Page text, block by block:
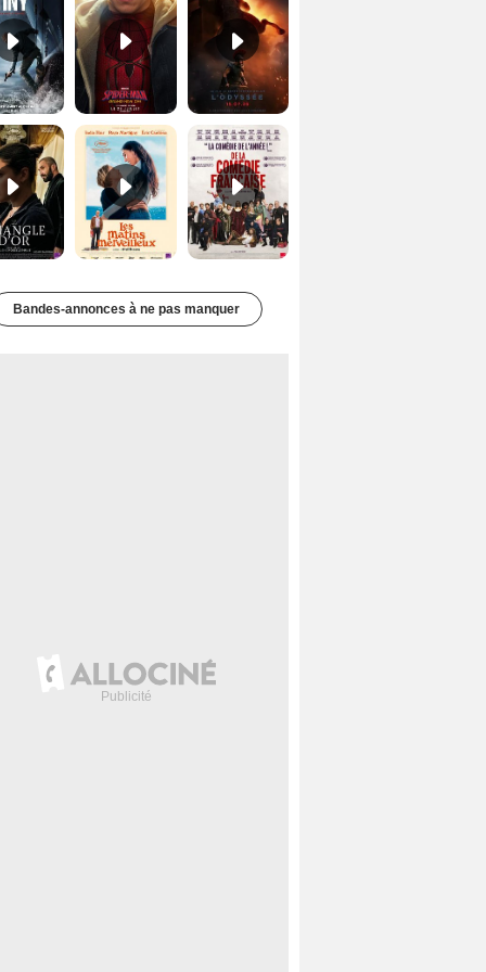
Le Triangle d'or Bande-annonce VF De la Comédie-Française Teaser VF
Bandes-annonces à ne pas manquer